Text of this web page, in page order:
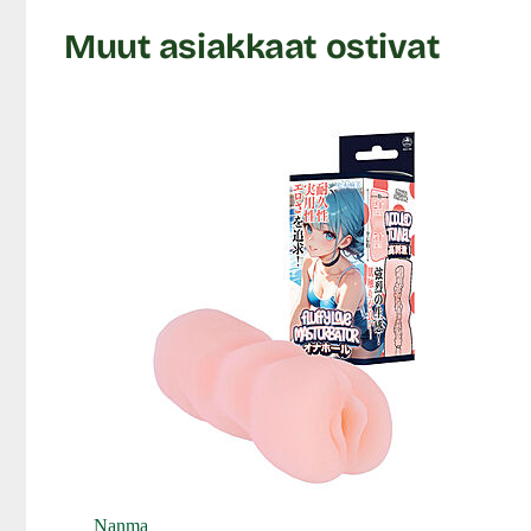
Liukuvoide 100 ml, ainesosat (ingredients): Water,
Hoitopuuteri, ainesosat (ingredients):
Lähetyspaketin koko: jopa noin 58 x 38 x 48 cm.
Lähetyksen paino: ~ 4 kg
Muut asiakkaat ostivat
Nanma